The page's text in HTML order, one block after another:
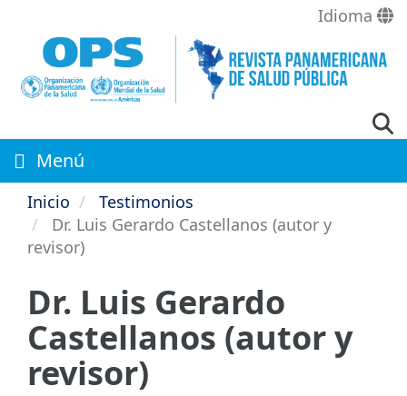
contenido
principal
Idioma
Menú
Inicio
Testimonios
Dr. Luis Gerardo Castellanos (autor y
revisor)
Dr. Luis Gerardo
Castellanos (autor y
revisor)